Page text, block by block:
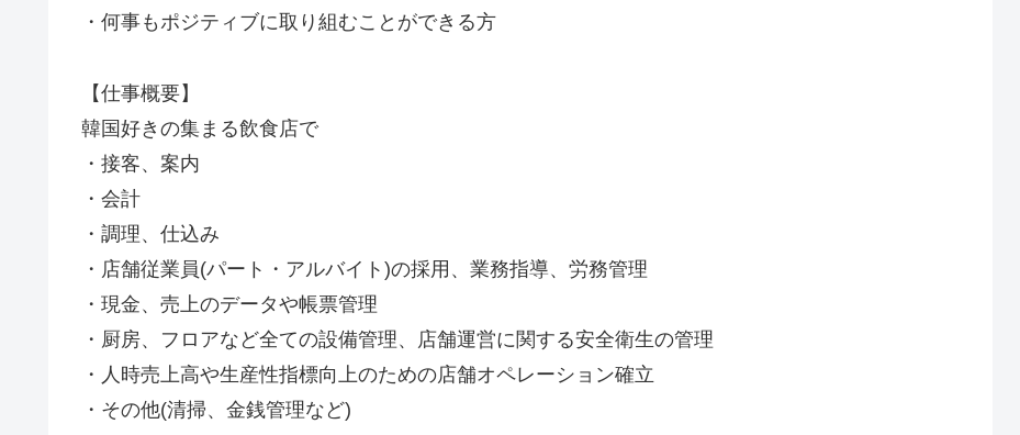
・何事もポジティブに取り組むことができる方
【仕事概要】
韓国好きの集まる飲食店で
・接客、案内
・会計
・調理、仕込み
・店舗従業員(パート・アルバイト)の採用、業務指導、労務管理
・現金、売上のデータや帳票管理
・厨房、フロアなど全ての設備管理、店舗運営に関する安全衛生の管理
・人時売上高や生産性指標向上のための店舗オペレーション確立
・その他(清掃、金銭管理など)